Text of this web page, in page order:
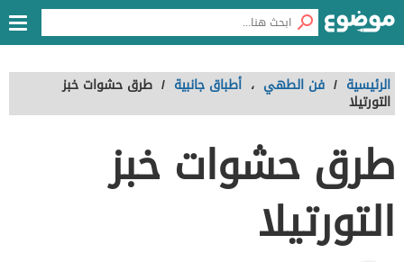
الرئيسية / فن الطهي ، أطباق جانبية / طرق حشوات خبز
التورتيلا
طرق حشوات خبز
التورتيلا